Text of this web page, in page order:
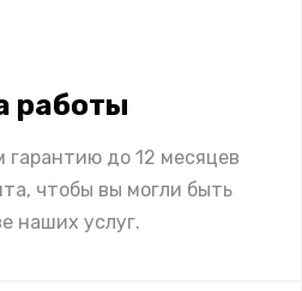
работы
гарантию до 12 месяцев
чтобы вы могли быть
наших услуг.